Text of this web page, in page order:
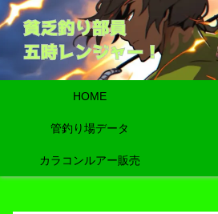
HOME
管釣り場データ
カラコンルアー販売